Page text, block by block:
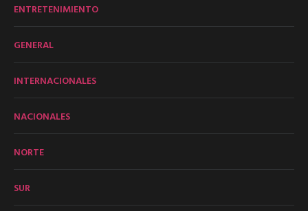
ENTRETENIMIENTO
GENERAL
INTERNACIONALES
NACIONALES
NORTE
SUR